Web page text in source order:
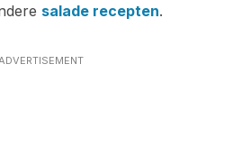
salade recepten.
ADVERTISEMENT